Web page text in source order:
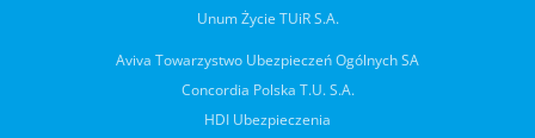
Unum Życie TUiR S.A.
Aviva Towarzystwo Ubezpieczeń Ogólnych SA
Concordia Polska T.U. S.A.
HDI Ubezpieczenia